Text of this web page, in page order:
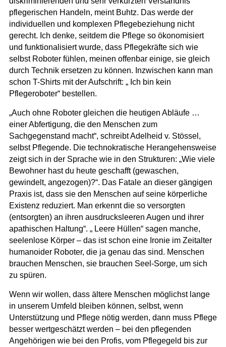
pflegerischen Handeln, meint Buhtz. Das werde der
individuellen und komplexen Pflegebeziehung nicht
gerecht. Ich denke, seitdem die Pflege so ökonomisiert
und funktionalisiert wurde, dass Pflegekräfte sich wie
selbst Roboter fühlen, meinen offenbar einige, sie gleich
durch Technik ersetzen zu können. Inzwischen kann man
schon T-Shirts mit der Aufschrift: „ Ich bin kein
Pflegeroboter“ bestellen.
„Auch ohne Roboter gleichen die heutigen Abläufe …
einer Abfertigung, die den Menschen zum
Sachgegenstand macht“, schreibt Adelheid v. Stössel,
selbst Pflegende. Die technokratische Herangehensweise
zeigt sich in der Sprache wie in den Strukturen: „Wie viele
Bewohner hast du heute geschafft (gewaschen,
gewindelt, angezogen)?“. Das Fatale an dieser gängigen
Praxis ist, dass sie den Menschen auf seine körperliche
Existenz reduziert. Man erkennt die so versorgten
(entsorgten) an ihren ausdrucksleeren Augen und ihrer
apathischen Haltung“. „ Leere Hüllen“ sagen manche,
seelenlose Körper – das ist schon eine Ironie im Zeitalter
humanoider Roboter, die ja genau das sind. Menschen
brauchen Menschen, sie brauchen Seel-Sorge, um sich
zu spüren.
Wenn wir wollen, dass ältere Menschen möglichst lange
in unserem Umfeld bleiben können, selbst, wenn
Unterstützung und Pflege nötig werden, dann muss Pflege
besser wertgeschätzt werden – bei den pflegenden
Angehörigen wie bei den Profis, vom Pflegegeld bis zur